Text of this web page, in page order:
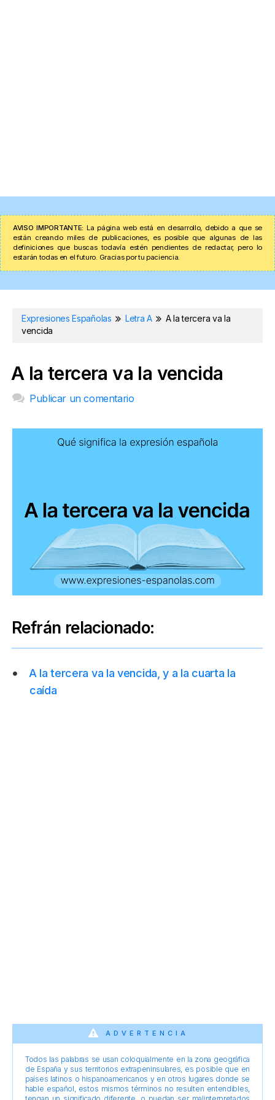
AVISO IMPORTANTE: La página web está en desarrollo, debido a que se
están creando miles de publicaciones, es posible que algunas de las
definiciones que buscas todavía estén pendientes de redactar, pero lo
estarán todas en el futuro. Gracias por tu paciencia.
Expresiones Españolas Letra A
A la tercera va la
vencida
A la tercera va la vencida
Publicar un comentario
Refrán relacionado:
A la tercera va la vencida, y a la cuarta la
caída
ADVERTENCIA
Todos las palabras se usan coloquialmente en la zona geográfica
de España y sus territorios extrapeninsulares, es posible que en
países latinos o hispanoamericanos y en otros lugares donde se
hable español, estos mismos términos no resulten entendibles,